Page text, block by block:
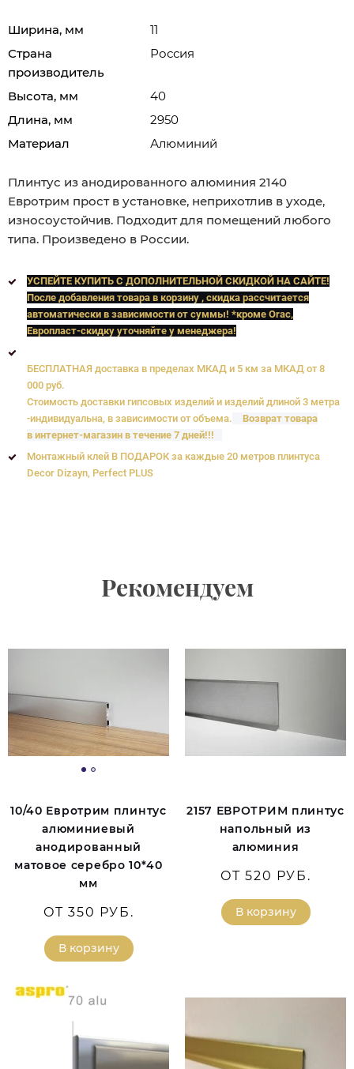
Ширина, мм
11
Страна
производитель
Россия
Высота, мм
40
Длина, мм
2950
Материал
Алюминий
Плинтус из анодированного алюминия 2140
Евротрим прост в установке, неприхотлив в уходе,
износоустойчив. Подходит для помещений любого
типа. Произведено в России.
УСПЕЙТЕ КУПИТЬ C ДОПОЛНИТЕЛЬНОЙ СКИДКОЙ НА САЙТЕ!
После добавления товара в корзину , скидка рассчитается
автоматически в зависимости от суммы! *кроме Orac,
Европласт-скидку уточняйте у менеджера!
БЕСПЛАТНАЯ доставка в пределах МКАД и 5 км за МКАД от 8
000 руб.
Стоимость доставки гипсовых изделий и изделий длиной 3 метра
-индивидуальна, в зависимости от объема.
Возврат товара
в интернет-магазин в течение 7 дней!!!
Монтажный клей В ПОДАРОК за каждые 20 метров плинтуса
Decor Dizayn, Perfect PLUS
Рекомендуем
10/40 Евротрим плинтус
алюминиевый
анодированный
матовое серебро 10*40
мм
ОТ 350 РУБ.
В корзину
2157 ЕВРОТРИМ плинтус
напольный из
алюминия
ОТ 520 РУБ.
В корзину